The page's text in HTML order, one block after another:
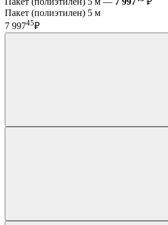
Пакет (полиэтилен) 5 м
7 99745₽